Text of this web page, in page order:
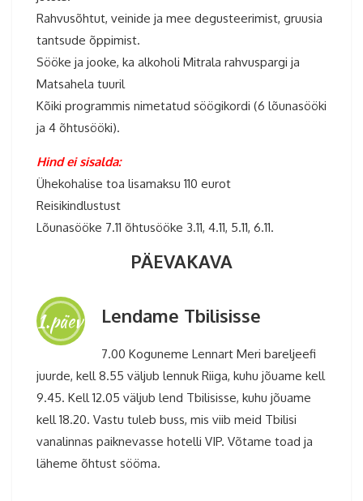
Rahvusõhtut, veinide ja mee degusteerimist, gruusia
tantsude õppimist.
Sööke ja jooke, ka alkoholi Mitrala rahvuspargi ja
Matsahela tuuril
Kõiki programmis nimetatud söögikordi (6 lõunasööki
ja 4 õhtusööki).
Hind ei sisalda:
Ühekohalise toa lisamaksu 110 eurot
Reisikindlustust
Lõunasööke 7.11 õhtusööke 3.11, 4.11, 5.11, 6.11.
PÄEVAKAVA
1.päev Lendame Tbilisisse
7.00 Koguneme Lennart Meri bareljeefi
juurde, kell 8.55 väljub lennuk Riiga, kuhu jõuame kell
9.45. Kell 12.05 väljub lend Tbilisisse, kuhu jõuame
kell 18.20. Vastu tuleb buss, mis viib meid Tbilisi
vanalinnas paiknevasse hotelli VIP. Võtame toad ja
läheme õhtust sööma.